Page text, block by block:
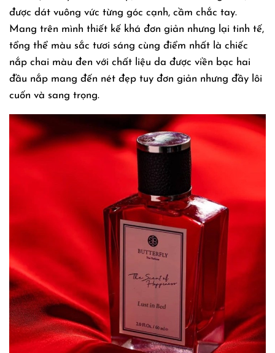
được dát vuông vức từng góc cạnh, cầm chắc tay.
Mang trên mình thiết kế khá đơn giản nhưng lại tinh tế,
tổng thể màu sắc tươi sáng cùng điểm nhất là chiếc
nắp chai màu đen với chất liệu da được viền bạc hai
đầu nắp mang đến nét đẹp tuy đơn giản nhưng đầy lôi
cuốn và sang trọng.